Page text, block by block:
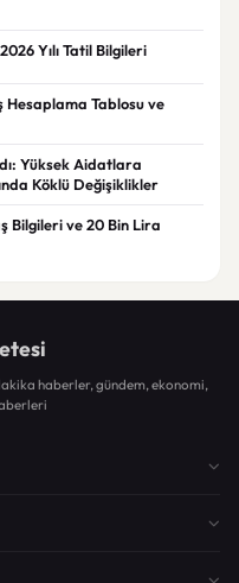
Yılı Tatil Bilgileri
Hesaplama Tablosu ve
Yüksek Aidatlara
Köklü Değişiklikler
Bilgileri ve 20 Bin Lira
haberler, gündem, ekonomi,